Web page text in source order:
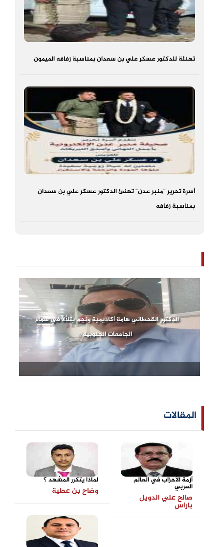
تهنئة للدكتور عسكر علي بن سعدان بمناسبة زفافه الميمون
أسرة تحرير "منبر عدن" تهنئ الدكتور عسكر علي بن سعدان
بمناسبة زفافه
الدكتور القحطاني هامة أكاديمية ونجم يتلألأ في سماء
الجامعات الجنوبية
المقالات
أزمة الأحزاب في العالم
العربي
صالح علي الدويل
باراس
لماذا يتكرر المشهد ؟
وضاح بن عطية